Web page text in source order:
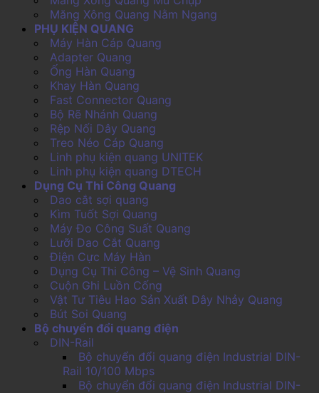
Măng Xông Quang Nằm Ngang
PHỤ KIỆN QUANG
Máy Hàn Cáp Quang
Adapter Quang
Ống Hàn Quang
Khay Hàn Quang
Fast Connector Quang
Bộ Rẽ Nhánh Quang
Rệp Nối Dây Quang
Treo Néo Cáp Quang
Linh phụ kiện quang UNITEK
Linh phụ kiện quang DTECH
Dụng Cụ Thi Công Quang
Dao cắt sợi quang
Kìm Tuốt Sợi Quang
Máy Đo Công Suất Quang
Lưỡi Dao Cắt Quang
Điện Cực Máy Hàn
Dụng Cụ Thi Công – Vệ Sinh Quang
Cuộn Ghi Luồn Cống
Vật Tư Tiêu Hao Sản Xuất Dây Nhảy Quang
Bút Soi Quang
Bộ chuyển đổi quang điện
DIN-Rail
Bộ chuyển đổi quang điện Industrial DIN-
Rail 10/100 Mbps
Bộ chuyển đổi quang điện Industrial DIN-